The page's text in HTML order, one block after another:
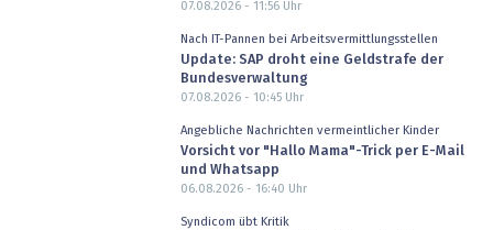
07.08.2026 - 11:56Uhr
Nach IT-Pannen bei Arbeitsvermittlungsstellen
Update: SAP droht eine Geldstrafe der
Bundesverwaltung
07.08.2026 - 10:45Uhr
Angebliche Nachrichten vermeintlicher Kinder
Vorsicht vor "Hallo Mama"-Trick per E-Mail
und Whatsapp
06.08.2026 - 16:40 Uhr
Syndicom übt Kritik